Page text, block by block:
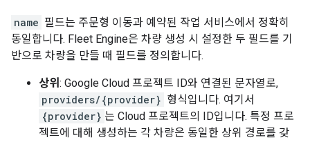
name 필드는 주문형 이동과 예약된 작업 서비스에서 정확히
동일합니다. Fleet Engine은 차량 생성 시 설정한 두 필드를 기
반으로 차량을 만들 때 필드를 정의합니다.
상위 : Google Cloud 프로젝트 ID와 연결된 문자열로,
providers/{provider} 형식입니다. 여기서
{provider} 는 Cloud 프로젝트의 ID입니다. 특정 프로
젝트에 대해 생성하는 각 차량은 동일한 상위 경로를 갖